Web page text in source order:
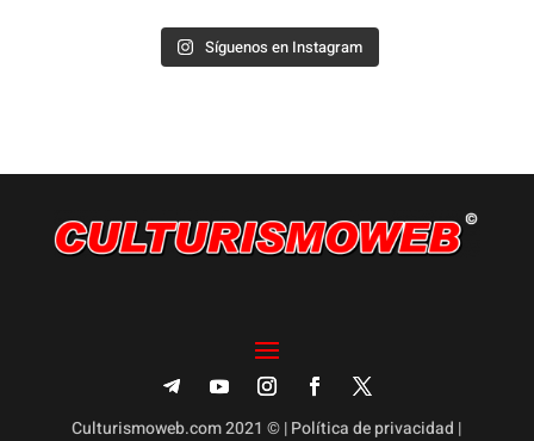
Síguenos en Instagram
Culturismoweb.com 2021 © |Política de privacidad |